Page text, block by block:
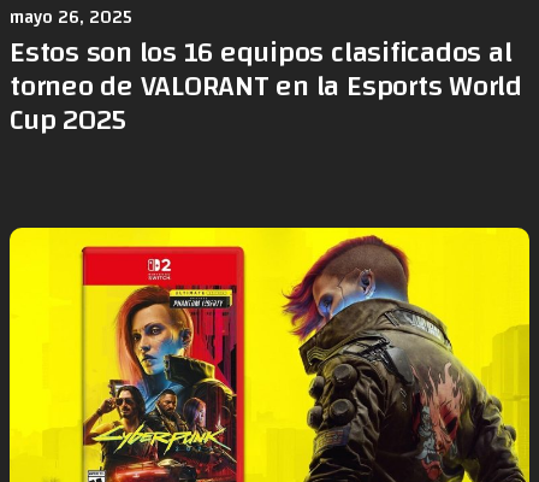
mayo 26, 2025
Estos son los 16 equipos clasificados al
torneo de VALORANT en la Esports World
Cup 2025